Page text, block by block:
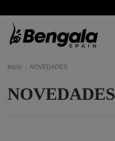
Inicio NOVEDADES
NOVEDADES